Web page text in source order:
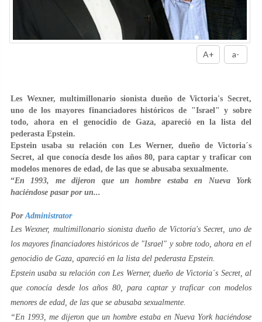
A+ a-
Les Wexner, multimillonario sionista dueño de Victoria's Secret,
uno de los mayores financiadores históricos de "Israel" y sobre
todo, ahora en el genocidio de Gaza, apareció en la lista del
pederasta Epstein.
Epstein usaba su relación con Les Werner, dueño de Victoria´s
Secret, al que conocía desde los años 80, para captar y traficar con
modelos menores de edad, de las que se abusaba sexualmente.
“En 1993, me dijeron que un hombre estaba en Nueva York
haciéndose pasar por un...
Por Administrator
Les Wexner, multimillonario sionista dueño de Victoria's Secret, uno de
los mayores financiadores históricos de "Israel" y sobre todo, ahora en el
genocidio de Gaza, apareció en la lista del pederasta Epstein.
Epstein usaba su relación con Les Werner, dueño de Victoria´s Secret, al
que conocía desde los años 80, para captar y traficar con modelos
menores de edad, de las que se abusaba sexualmente.
“En 1993, me dijeron que un hombre estaba en Nueva York haciéndose